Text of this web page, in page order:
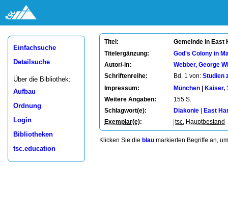
Einfachsuche
Detailsuche
Über die Bibliothek:
Aufbau
Ordnung
Login
Bibliotheken
tsc.education
Titel: Gemeinde in East
Titelergänzung:
God's Colony in
Autor/-in:
Webber, George
Schriftenreihe:
Bd. 1 von: Studien
Impressum:
München Kaiser,
Weitere Angaben:
155 S.
Schlagwort(e):
Diakonie
East
Exemplar(e): tsc Hauptbestand
Klicken Sie die blau markierten Begriffe an,